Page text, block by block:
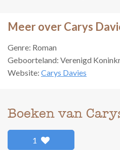
Meer over Carys
Genre: Roman
Geboorteland: Verenigd
Website: Carys Davies
Boeken van
1